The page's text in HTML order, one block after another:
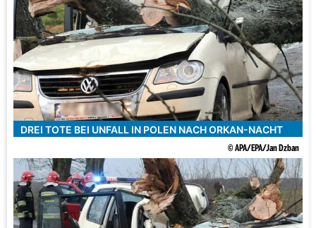
DREI TOTE BEI UNFALL IN POLEN NACH ORKAN-NACHT
© APA/EPA/Jan Dzban